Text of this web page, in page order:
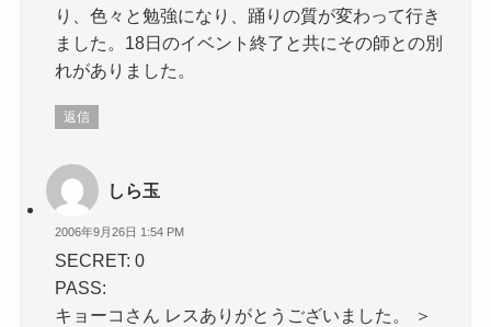
り、色々と勉強になり、踊りの質が変わって行き
ました。18日のイベント終了と共にその師との別
れがありました。
返信
しら玉
2006年9月26日 1:54 PM
SECRET: 0
PASS:
キョーコさん レスありがとうございました。 ＞